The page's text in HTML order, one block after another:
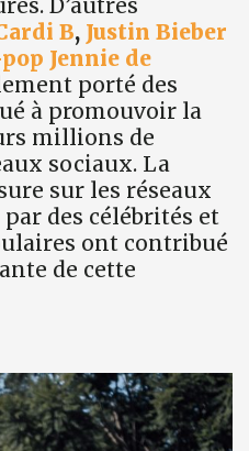
B, Justin Bieber
Jennie de
porté des
à promouvoir la
millions de
sociaux. La
sur les réseaux
des célébrités et
ont contribué
de cette